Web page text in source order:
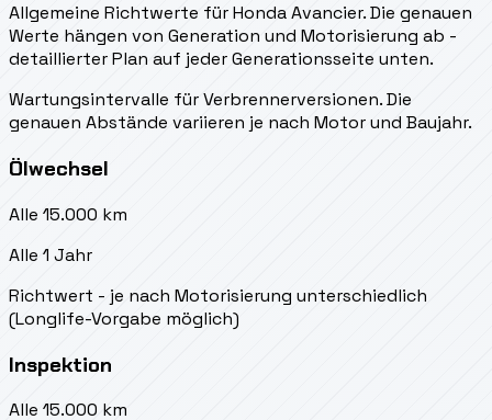
Allgemeine Richtwerte für Honda Avancier. Die genauen
Werte hängen von Generation und Motorisierung ab -
detaillierter Plan auf jeder Generationsseite unten.
Wartungsintervalle für Verbrennerversionen. Die
genauen Abstände variieren je nach Motor und Baujahr.
Ölwechsel
Alle 15.000 km
Alle 1 Jahr
Richtwert - je nach Motorisierung unterschiedlich
(Longlife-Vorgabe möglich)
Inspektion
Alle 15.000 km